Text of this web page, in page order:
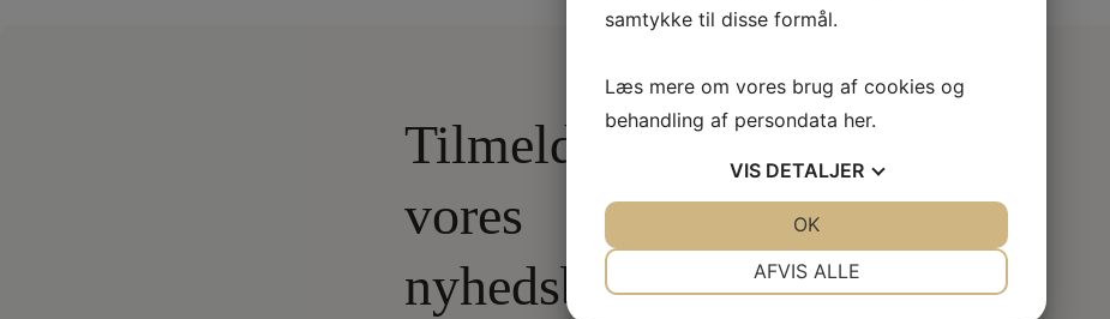
Tilmeld dig
vores
nyhedsbrev
samtykke til disse formål.
Læs mere om vores brug af cookies og
behandling af persondata her.
VIS DETALJER
AFVIS ALLE
OK